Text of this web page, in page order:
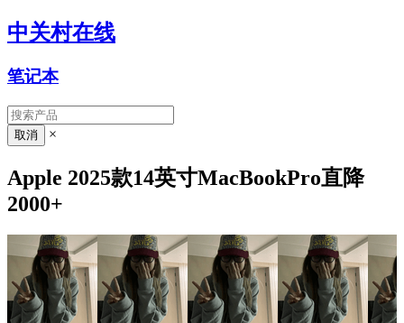
中关村在线
笔记本
×
Apple 2025款14英寸MacBookPro直降
2000+